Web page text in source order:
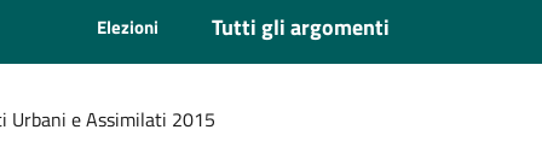
Elezioni Tutti gli argomenti
Urbani e Assimilati 2015